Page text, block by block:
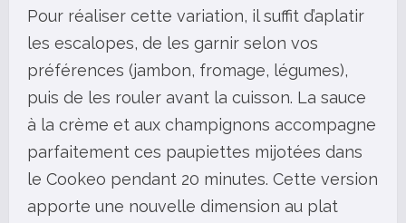
Pour réaliser cette variation, il suffit d’aplatir
les escalopes, de les garnir selon vos
préférences (jambon, fromage, légumes),
puis de les rouler avant la cuisson. La sauce
à la crème et aux champignons accompagne
parfaitement ces paupiettes mijotées dans
le Cookeo pendant 20 minutes. Cette version
apporte une nouvelle dimension au plat